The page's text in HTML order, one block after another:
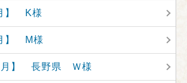
】 K様
】 M様
月】 長野県 Ｗ様